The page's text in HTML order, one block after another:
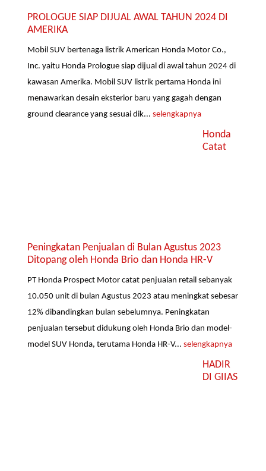
PROLOGUE SIAP DIJUAL AWAL TAHUN 2024 DI
AMERIKA
Mobil SUV bertenaga listrik American Honda Motor Co.,
Inc. yaitu Honda Prologue siap dijual di awal tahun 2024 di
kawasan Amerika. Mobil SUV listrik pertama Honda ini
menawarkan desain eksterior baru yang gagah dengan
ground clearance yang sesuai dik...selengkapnya
Honda
Catat
Peningkatan Penjualan di Bulan Agustus 2023
Ditopang oleh Honda Brio dan Honda HR-V
PT Honda Prospect Motor catat penjualan retail sebanyak
10.050 unit di bulan Agustus 2023 atau meningkat sebesar
12% dibandingkan bulan sebelumnya. Peningkatan
penjualan tersebut didukung oleh Honda Brio dan model-
model SUV Honda, terutama Honda HR-V...selengkapnya
HADIR
DI GIIAS